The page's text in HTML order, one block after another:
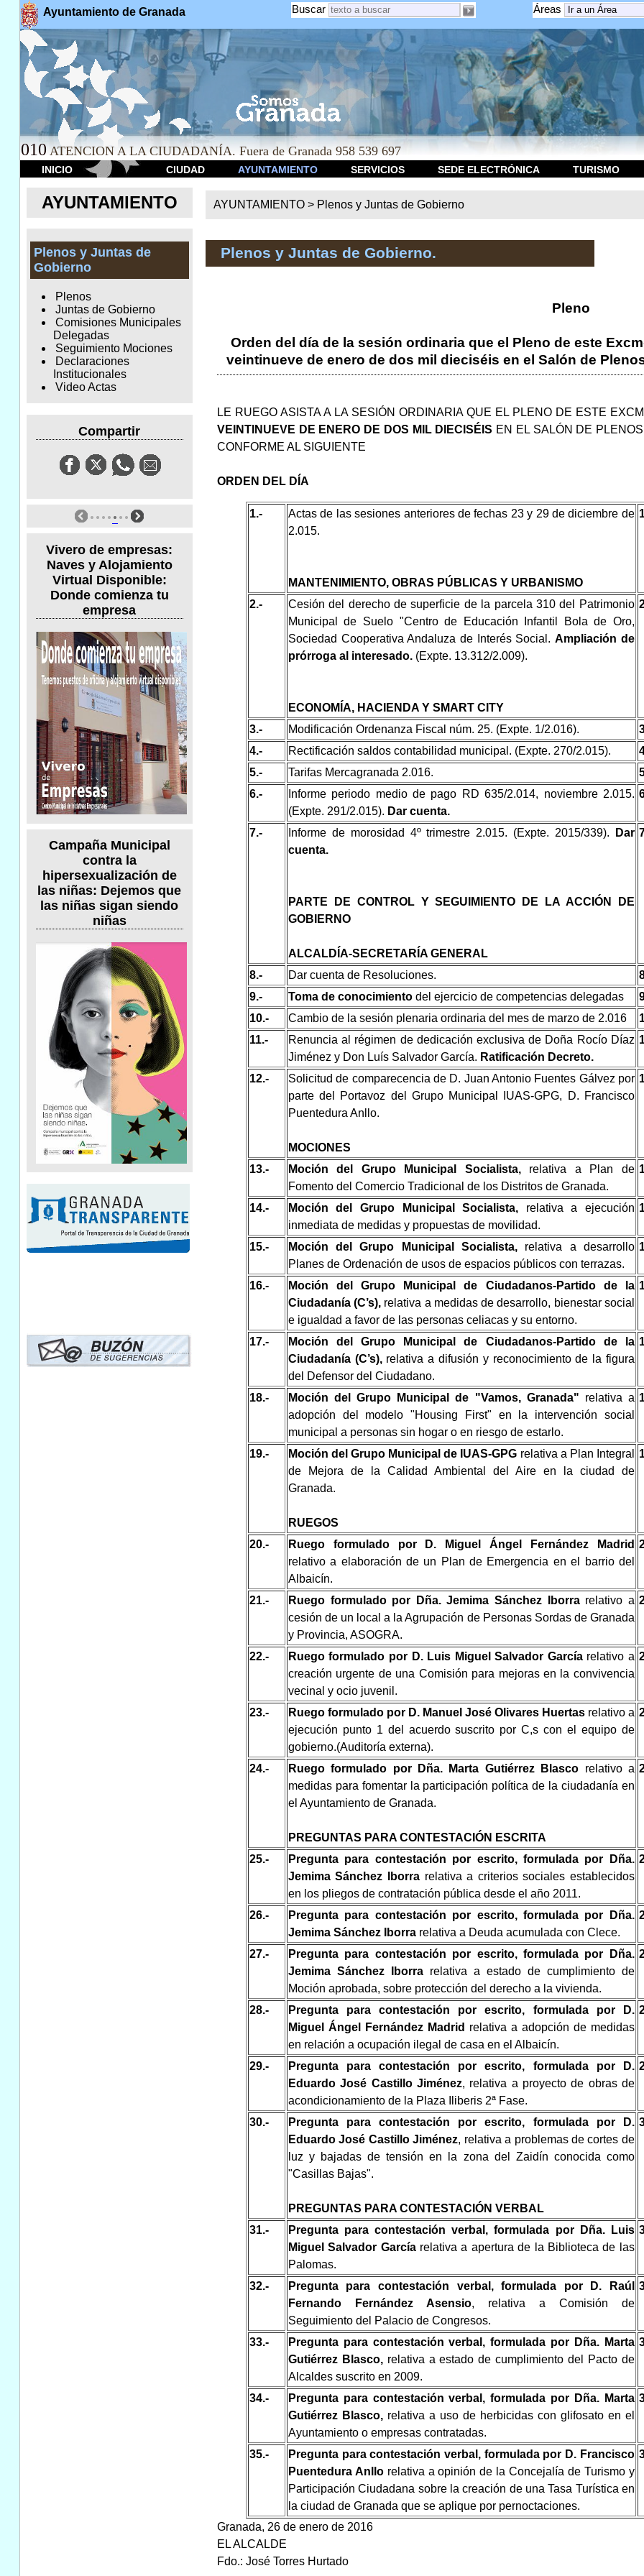
Ayuntamiento de Granada Áreas
Buscar
010 ATENCION A LA CIUDADANÍA. Fuera de Granada 958 539 697
INICIO CIUDAD AYUNTAMIENTO SERVICIOS SEDE ELECTRÓNICA TURISMO
AYUNTAMIENTO
Plenos y Juntas de
Gobierno
Plenos
Juntas de Gobierno
Comisiones Municipales
Delegadas
Seguimiento Mociones
Declaraciones
Institucionales
Video Actas
Compartir
Vivero de empresas:
Naves y Alojamiento
Virtual Disponible:
Donde comienza tu
empresa
Campaña Municipal
contra la
hipersexualización de
las niñas: Dejemos que
las niñas sigan siendo
niñas
AYUNTAMIENTO > Plenos y Juntas de Gobierno
Plenos y Juntas de Gobierno.
Pleno
Orden del día de la sesión ordinaria que el Pleno de este
veintinueve de enero de dos mil dieciséis en el Salón de
LE RUEGO ASISTA A LA SESIÓN ORDINARIA QUE EL PLENO DE ESTE
VEINTINUEVE DE ENERO DE DOS MIL DIECISÉIS EN EL SALÓN DE
CONFORME AL SIGUIENTE
ORDEN DEL DÍA
1.-
Actas de las sesiones anteriores de fechas 23 y 29 de diciembre de
2.015.
MANTENIMIENTO, OBRAS PÚBLICAS Y URBANISMO
2.-
Cesión del derecho de superficie de la parcela 310 del Patrimonio
Municipal de Suelo "Centro de Educación Infantil Bola de Oro,
Sociedad Cooperativa Andaluza de Interés Social.Ampliación de
prórroga al interesado. (Expte. 13.312/2.009).
ECONOMÍA, HACIENDA Y SMART CITY
3.- Modificación Ordenanza Fiscal núm. 25. (Expte. 1/2.016).
4.-
Rectificación saldos contabilidad municipal. (Expte. 270/2.015).
5.-
Tarifas Mercagranada 2.016.
6.-
Informe periodo medio de pago RD 635/2.014, noviembre 2.015.
(Expte. 291/2.015). Dar cuenta.
7.- Informe de morosidad 4º trimestre 2.015. (Expte. 2015/339).
Dar
cuenta.
PARTE DE CONTROL Y SEGUIMIENTO DE LA ACCIÓN DE
GOBIERNO
ALCALDÍA-SECRETARÍA GENERAL
8.- Dar cuenta de Resoluciones.
9.-
Toma de conocimientodel ejercicio de competencias delegadas
10.-
Cambio de la sesión plenaria ordinaria del mes de marzo de 2.016
11.-
Renuncia al régimen de dedicación exclusiva de Doña Rocío Díaz
Jiménez y Don Luís Salvador García. Ratificación Decreto.
12.-
Solicitud de comparecencia de D. Juan Antonio Fuentes Gálvez por
parte del Portavoz del Grupo Municipal IUAS-GPG, D. Francisco
Puentedura Anllo.
MOCIONES
13.- Moción del Grupo Municipal Socialista, relativa a Plan de
Fomento del Comercio Tradicional de los Distritos de Granada.
14.- Moción del Grupo Municipal Socialista, relativa a ejecución
inmediata de medidas y propuestas de movilidad.
15.- Moción del Grupo Municipal Socialista, relativa a desarrollo
Planes de Ordenación de usos de espacios públicos con terrazas.
16.-
Moción del Grupo Municipal de Ciudadanos-Partido de la
Ciudadanía (C’s), relativa a medidas de desarrollo, bienestar social
e igualdad a favor de las personas celiacas y su entorno.
17.-
Moción del Grupo Municipal de Ciudadanos-Partido de la
Ciudadanía (C’s), relativa a difusión y reconocimiento de la figura
del Defensor del Ciudadano.
18.- Moción del Grupo Municipal de "Vamos, Granada" relativa a
adopción del modelo "Housing First" en la intervención social
municipal a personas sin hogar o en riesgo de estarlo.
19.- Moción del Grupo Municipal de IUAS-GPG relativa a Plan Integral
de Mejora de la Calidad Ambiental del Aire en la ciudad de
Granada.
RUEGOS
20.-
Ruego formulado por D. Miguel Ángel Fernández Madrid
relativo a elaboración de un Plan de Emergencia en el barrio del
Albaicín.
21.- Ruego formulado por Dña. Jemima Sánchez Iborrarelativo a
cesión de un local a la Agrupación de Personas Sordas de Granada
y Provincia, ASOGRA.
22.- Ruego formulado por D. Luis Miguel Salvador García relativo a
creación urgente de una Comisión para mejoras en la convivencia
vecinal y ocio juvenil.
23.- Ruego formulado por D. Manuel José Olivares Huertas relativo a
ejecución punto 1 del acuerdo suscrito por C,s con el equipo de
gobierno.(Auditoría externa).
24.- Ruego formulado por Dña. Marta Gutiérrez Blasco relativo a
medidas para fomentar la participación política de la ciudadanía en
el Ayuntamiento de Granada.
PREGUNTAS PARA CONTESTACIÓN ESCRITA
25.-
Pregunta para contestación por escrito, formulada por Dña.
Jemima Sánchez Iborra relativa a criterios sociales establecidos
en los pliegos de contratación pública desde el año 2011.
26.-
Pregunta para contestación por escrito, formulada por Dña.
Jemima Sánchez Iborrarelativa a Deuda acumulada con Clece.
27.-
Pregunta para contestación por escrito, formulada por Dña.
Jemima Sánchez Iborrarelativa a estado de cumplimiento de
Moción aprobada, sobre protección del derecho a la vivienda.
28.-
Pregunta para contestación por escrito, formulada por D.
Miguel Ángel Fernández Madrid relativa a adopción de medidas
en relación a ocupación ilegal de casa en el Albaicín.
29.-
Pregunta para contestación por escrito, formulada por D.
Eduardo José Castillo Jiménez, relativa a proyecto de obras de
acondicionamiento de la Plaza Iliberis 2ª Fase.
30.-
Pregunta para contestación por escrito, formulada por D.
Eduardo José Castillo Jiménez, relativa a problemas de cortes de
luz y bajadas de tensión en la zona del Zaidín conocida como
"Casillas Bajas".
PREGUNTAS PARA CONTESTACIÓN VERBAL
31.-
Pregunta para contestación verbal, formulada por Dña. Luis
Miguel Salvador García relativa a apertura de la Biblioteca de las
Palomas.
32.-
Pregunta para contestación verbal, formulada por D. Raúl
Fernando Fernández Asensio, relativa a Comisión de
Seguimiento del Palacio de Congresos.
33.-
Pregunta para contestación verbal, formulada por Dña. Marta
Gutiérrez Blasco, relativa a estado de cumplimiento del Pacto de
Alcaldes suscrito en 2009.
34.-
Pregunta para contestación verbal, formulada por Dña. Marta
Gutiérrez Blasco, relativa a uso de herbicidas con glifosato en el
Ayuntamiento o empresas contratadas.
35.-
Pregunta para contestación verbal, formulada por D. Francisco
Puentedura Anllorelativa a opinión de la Concejalía de Turismo y
Participación Ciudadana sobre la creación de una Tasa Turística en
la ciudad de Granada que se aplique por pernoctaciones.
Granada, 26 de enero de 2016
EL ALCALDE
Fdo.: José Torres Hurtado